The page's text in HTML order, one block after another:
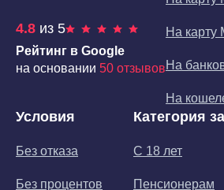
4.8 из 5
Рейтинг в Google
на основании 50 отзывов
На карту
На
На
Условия
Без отказа
Без процентов
Категория
С 18 лет
Пенсионерам